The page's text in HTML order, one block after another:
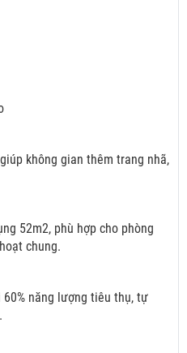
không gian thêm trang nhã,
52m2, phù hợp cho phòng
chung.
60% năng lượng tiêu thụ, tự